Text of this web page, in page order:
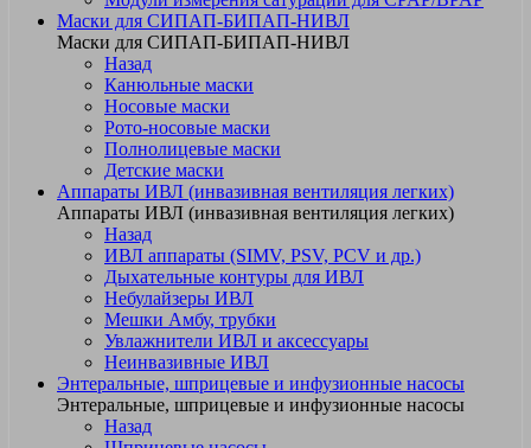
Маски для СИПАП-БИПАП-НИВЛ
Маски для СИПАП-БИПАП-НИВЛ
Назад
Канюльные маски
Носовые маски
Рото-носовые маски
Полнолицевые маски
Детские маски
Аппараты ИВЛ (инвазивная вентиляция легких)
Аппараты ИВЛ (инвазивная вентиляция легких)
Назад
ИВЛ аппараты (SIMV, PSV, PCV и др.)
Дыхательные контуры для ИВЛ
Небулайзеры ИВЛ
Мешки Амбу, трубки
Увлажнители ИВЛ и аксессуары
Неинвазивные ИВЛ
Энтеральные, шприцевые и инфузионные насосы
Энтеральные, шприцевые и инфузионные насосы
Назад